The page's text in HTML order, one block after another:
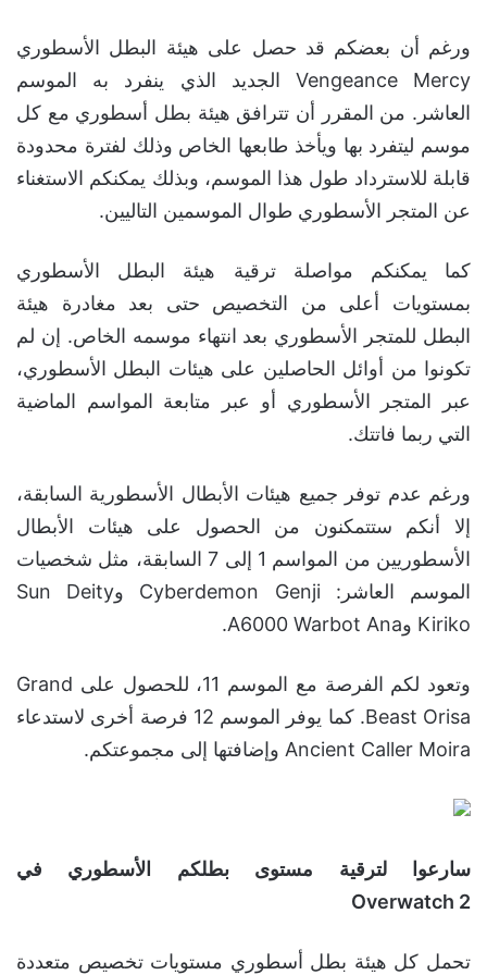
ورغم أن بعضكم قد حصل على هيئة البطل الأسطوري
Vengeance Mercy الجديد الذي ينفرد به الموسم
العاشر. من المقرر أن تترافق هيئة بطل أسطوري مع كل
موسم ليتفرد بها ويأخذ طابعها الخاص وذلك لفترة محدودة
قابلة للاسترداد طول هذا الموسم، وبذلك يمكنكم الاستغناء
عن المتجر الأسطوري طوال الموسمين التاليين.
كما يمكنكم مواصلة ترقية هيئة البطل الأسطوري
بمستويات أعلى من التخصيص حتى بعد مغادرة هيئة
البطل للمتجر الأسطوري بعد انتهاء موسمه الخاص. إن لم
تكونوا من أوائل الحاصلين على هيئات البطل الأسطوري،
عبر المتجر الأسطوري أو عبر متابعة المواسم الماضية
التي ربما فاتتك.
ورغم عدم توفر جميع هيئات الأبطال الأسطورية السابقة،
إلا أنكم ستتمكنون من الحصول على هيئات الأبطال
الأسطوريين من المواسم 1 إلى 7 السابقة، مثل شخصيات
الموسم العاشر: Cyberdemon Genji وSun Deity
Kiriko وA6000 Warbot Ana.
وتعود لكم الفرصة مع الموسم 11، للحصول على Grand
Beast Orisa. كما يوفر الموسم 12 فرصة أخرى لاستدعاء
Ancient Caller Moira وإضافتها إلى مجموعتكم.
سارعوا لترقية مستوى بطلكم الأسطوري في
Overwatch 2
تحمل كل هيئة بطل أسطوري مستويات تخصيص متعددة